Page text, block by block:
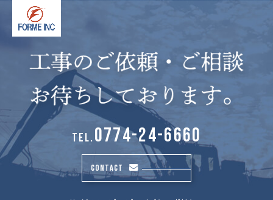
TEL. 0774-24-6660
CONTACT